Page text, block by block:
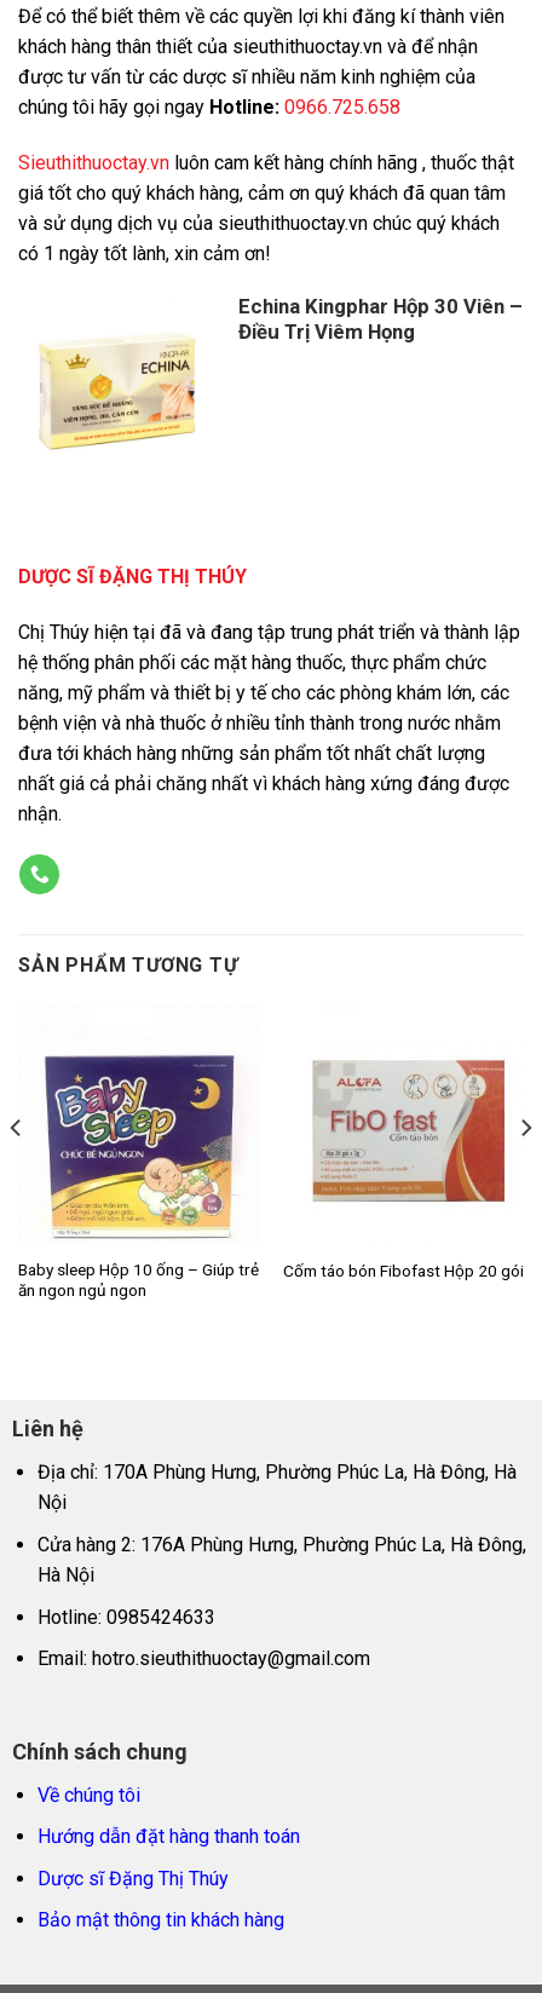
Để có thể biết thêm về các quyền lợi khi đăng kí thành viên
khách hàng thân thiết của sieuthithuoctay.vn và để nhận
được tư vấn từ các dược sĩ nhiều năm kinh nghiệm của
chúng tôi hãy gọi ngay Hotline: 0966.725.658
Sieuthithuoctay.vn luôn cam kết hàng chính hãng , thuốc thật
giá tốt cho quý khách hàng, cảm ơn quý khách đã quan tâm
và sử dụng dịch vụ của sieuthithuoctay.vn chúc quý khách
có 1 ngày tốt lành, xin cảm ơn!
Echina Kingphar Hộp 30 Viên –
Điều Trị Viêm Họng
DƯỢC SĨ ĐẶNG THỊ THÚY
Chị Thúy hiện tại đã và đang tập trung phát triển và thành lập
hệ thống phân phối các mặt hàng thuốc, thực phẩm chức
năng, mỹ phẩm và thiết bị y tế cho các phòng khám lớn, các
bệnh viện và nhà thuốc ở nhiều tỉnh thành trong nước nhằm
đưa tới khách hàng những sản phẩm tốt nhất chất lượng
nhất giá cả phải chăng nhất vì khách hàng xứng đáng được
nhận.
SẢN PHẨM TƯƠNG TỰ
Baby sleep Hộp 10 ống – Giúp trẻ
ăn ngon ngủ ngon
Cốm táo bón Fibofast Hộp 20 gói
Liên hệ
Địa chỉ: 170A Phùng Hưng, Phường Phúc La, Hà Đông, Hà
Nội
Cửa hàng 2: 176A Phùng Hưng, Phường Phúc La, Hà Đông,
Hà Nội
Hotline: 0985424633
Email: hotro.sieuthithuoctay@gmail.com
Chính sách chung
Về chúng tôi
Hướng dẫn đặt hàng thanh toán
Dược sĩ Đặng Thị Thúy
Bảo mật thông tin khách hàng